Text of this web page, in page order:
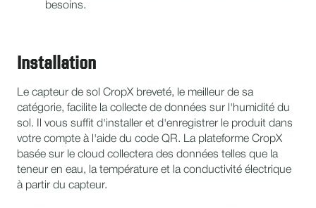
besoins.
Installation
Le capteur de sol CropX breveté, le meilleur de sa
catégorie, facilite la collecte de données sur l'humidité du
sol. Il vous suffit d'installer et d'enregistrer le produit dans
votre compte à l'aide du code QR. La plateforme CropX
basée sur le cloud collectera des données telles que la
teneur en eau, la température et la conductivité électrique
à partir du capteur.